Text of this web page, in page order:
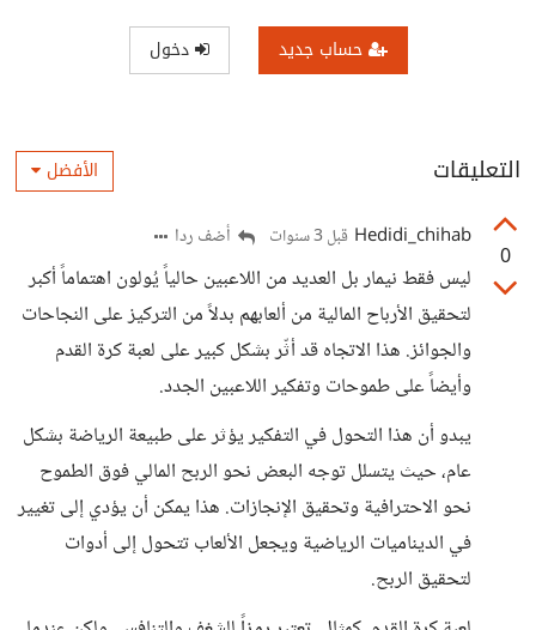
حساب جديد دخول
التعليقات الأفضل
0
Hedidi_chihab قبل 3 سنوات أضف ردا
ليس فقط نيمار بل العديد من اللاعبين حالياً يُولون اهتماماً أكبر
لتحقيق الأرباح المالية من ألعابهم بدلاً من التركيز على النجاحات
والجوائز. هذا الاتجاه قد أثّر بشكل كبير على لعبة كرة القدم
وأيضاً على طموحات وتفكير اللاعبين الجدد.
يبدو أن هذا التحول في التفكير يؤثر على طبيعة الرياضة بشكل
عام، حيث يتسلل توجه البعض نحو الربح المالي فوق الطموح
نحو الاحترافية وتحقيق الإنجازات. هذا يمكن أن يؤدي إلى تغيير
في الديناميات الرياضية ويجعل الألعاب تتحول إلى أدوات
لتحقيق الربح.